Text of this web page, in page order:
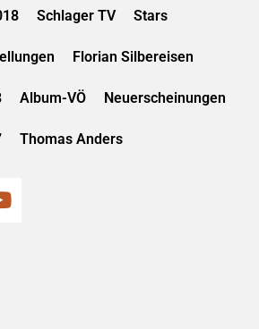
Schlager TV Stars
Florian Silbereisen
Album-VÖ Neuerscheinungen
Thomas Anders